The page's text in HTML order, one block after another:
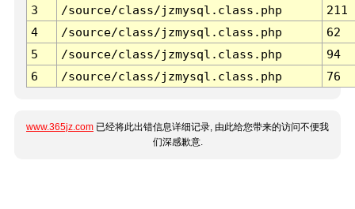
3 /source/class/jzmysql.class.php
211
4
/source/class/jzmysql.class.php
62
5
/source/class/jzmysql.class.php
94
6
/source/class/jzmysql.class.php 76
www.365jz.com 已经将此出错信息详细记录, 由此给您带来的访问不便我
们深感歉意.